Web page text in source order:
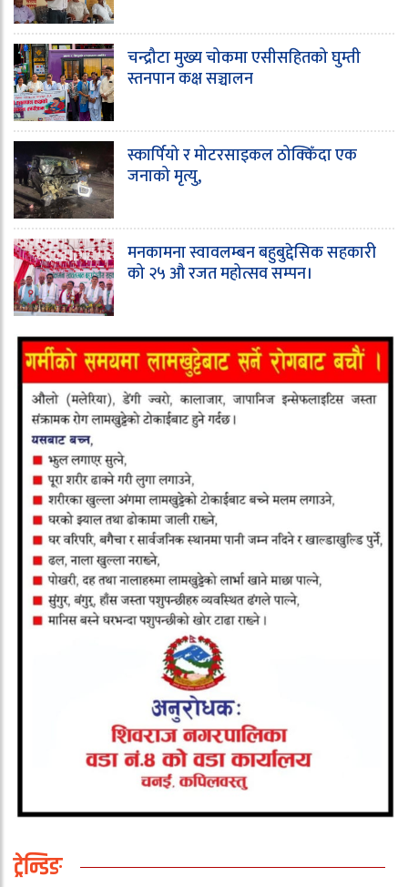
चन्द्रौटा मुख्य चोकमा एसीसहितको घुम्ती
स्तनपान कक्ष सञ्चालन
स्कार्पियो र मोटरसाइकल ठोक्किँदा एक
जनाको मृत्यु,
मनकामना स्वावलम्बन बहुबुद्देसिक सहकारी
को २५ औ रजत महोत्सव सम्पन।
ट्रेन्डिङ